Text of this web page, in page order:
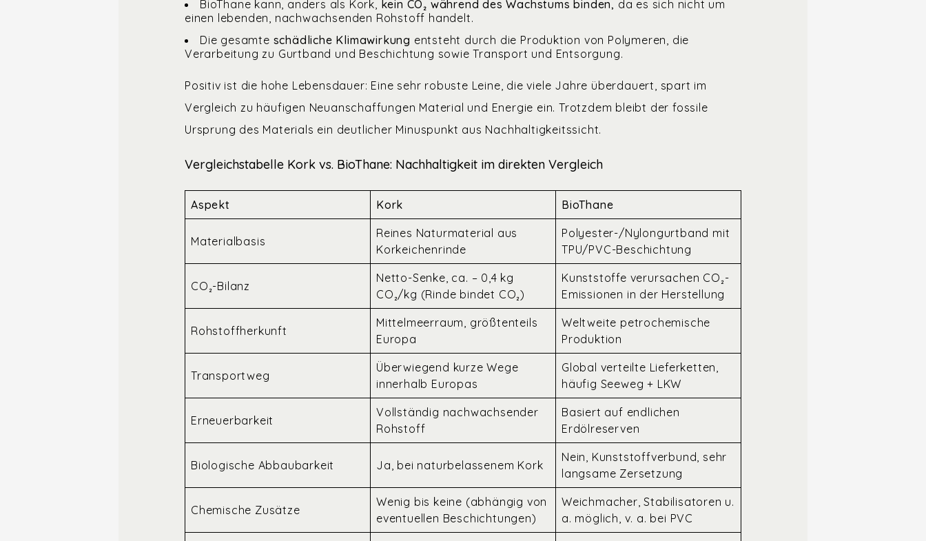
BioThane kann, anders als Kork, kein CO₂ während des Wachstums binden, da es sich nicht um
einen lebenden, nachwachsenden Rohstoff handelt.
Die gesamte schädliche Klimawirkung entsteht durch die Produktion von Polymeren, die
Verarbeitung zu Gurtband und Beschichtung sowie Transport und Entsorgung.
Positiv ist die hohe Lebensdauer: Eine sehr robuste Leine, die viele Jahre überdauert, spart im
Vergleich zu häufigen Neuanschaffungen Material und Energie ein. Trotzdem bleibt der fossile
Ursprung des Materials ein deutlicher Minuspunkt aus Nachhaltigkeitssicht.
Vergleichstabelle Kork vs. BioThane: Nachhaltigkeit im direkten Vergleich
Aspekt Kork BioThane
Materialbasis
Reines Naturmaterial aus
Korkeichenrinde
Polyester-/Nylongurtband mit
TPU/PVC-Beschichtung
CO₂-Bilanz
Netto-Senke, ca. – 0,4 kg
CO₂/kg (Rinde bindet CO₂)
Kunststoffe verursachen CO₂-
Emissionen in der Herstellung
Rohstoffherkunft
Mittelmeerraum, größtenteils
Europa
Weltweite petrochemische
Produktion
Transportweg
Überwiegend kurze Wege
innerhalb Europas
Global verteilte Lieferketten,
häufig Seeweg + LKW
Erneuerbarkeit
Vollständig nachwachsender
Rohstoff
Basiert auf endlichen
Erdölreserven
Biologische Abbaubarkeit Ja, bei naturbelassenem Kork
Nein, Kunststoffverbund, sehr
langsame Zersetzung
Chemische Zusätze
Wenig bis keine (abhängig von
eventuellen Beschichtungen)
Weichmacher, Stabilisatoren u.
a. möglich, v. a. bei PVC